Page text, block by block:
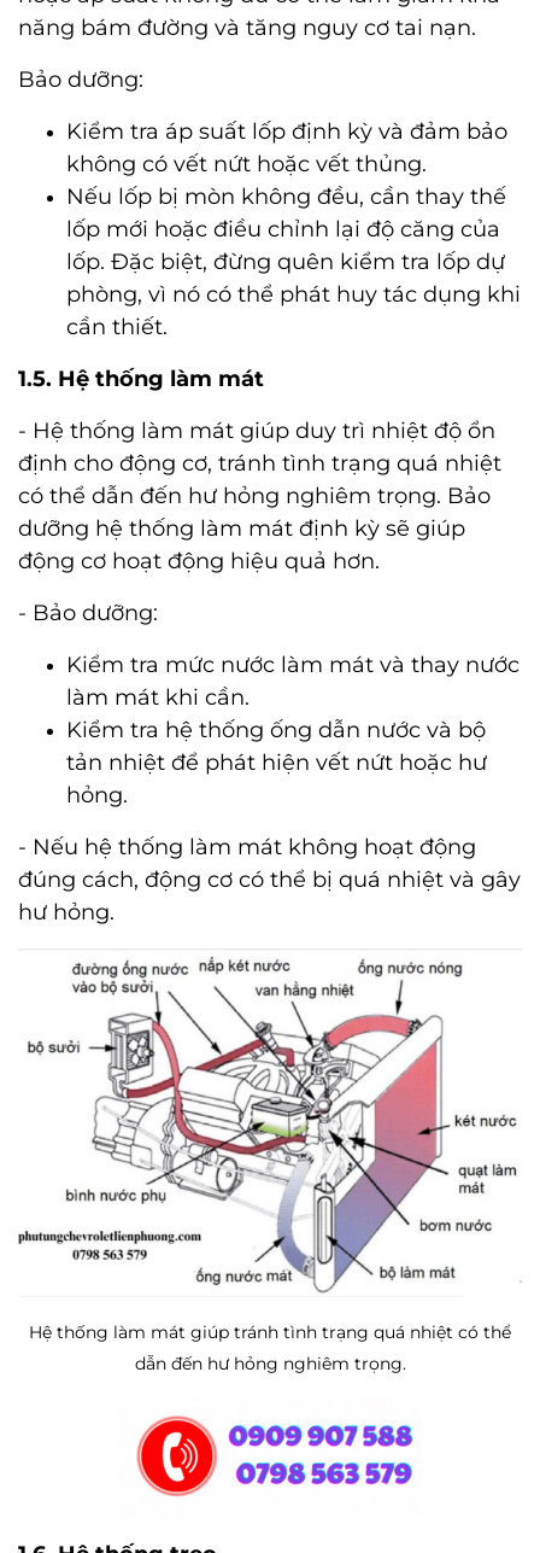
năng bám đường và tăng nguy cơ tai nạn.
Bảo dưỡng:
Kiểm tra áp suất lốp định kỳ và đảm bảo
không có vết nứt hoặc vết thủng.
Nếu lốp bị mòn không đều, cần thay thế
lốp mới hoặc điều chỉnh lại độ căng của
lốp. Đặc biệt, đừng quên kiểm tra lốp dự
phòng, vì nó có thể phát huy tác dụng khi
cần thiết.
1.5. Hệ thống làm mát
- Hệ thống làm mát giúp duy trì nhiệt độ ổn
định cho động cơ, tránh tình trạng quá nhiệt
có thể dẫn đến hư hỏng nghiêm trọng. Bảo
dưỡng hệ thống làm mát định kỳ sẽ giúp
động cơ hoạt động hiệu quả hơn.
- Bảo dưỡng:
Kiểm tra mức nước làm mát và thay nước
làm mát khi cần.
Kiểm tra hệ thống ống dẫn nước và bộ
tản nhiệt để phát hiện vết nứt hoặc hư
hỏng.
- Nếu hệ thống làm mát không hoạt động
đúng cách, động cơ có thể bị quá nhiệt và gây
hư hỏng.
Hệ thống làm mát giúp tránh tình trạng quá nhiệt có thể
dẫn đến hư hỏng nghiêm trọng.